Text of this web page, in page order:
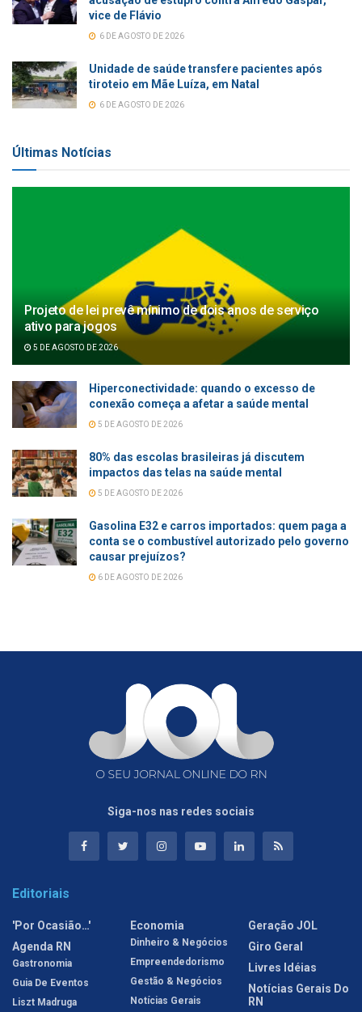
vice de Flávio
6 DE AGOSTO DE 2026
Unidade de saúde transfere pacientes após
tiroteio em Mãe Luíza, em Natal
6 DE AGOSTO DE 2026
Últimas Notícias
Projeto de lei prevê mínimo de dois anos de serviço
ativo para jogos
5 DE AGOSTO DE 2026
Hiperconectividade: quando o excesso de
conexão começa a afetar a saúde mental
5 DE AGOSTO DE 2026
80% das escolas brasileiras já discutem
impactos das telas na saúde mental
5 DE AGOSTO DE 2026
Gasolina E32 e carros importados: quem paga a
conta se o combustível autorizado pelo governo
causar prejuízos?
6 DE AGOSTO DE 2026
Siga-nos nas redes sociais
Editoriais
'Por Ocasião…'
Agenda RN
Gastronomia
Guia De Eventos
Liszt Madruga
Economia
Dinheiro & Negócios
Empreendedorismo
Gestão & Negócios
Notícias Gerais
Geração JOL
Giro Geral
Livres Idéias
Notícias Gerais Do
RN